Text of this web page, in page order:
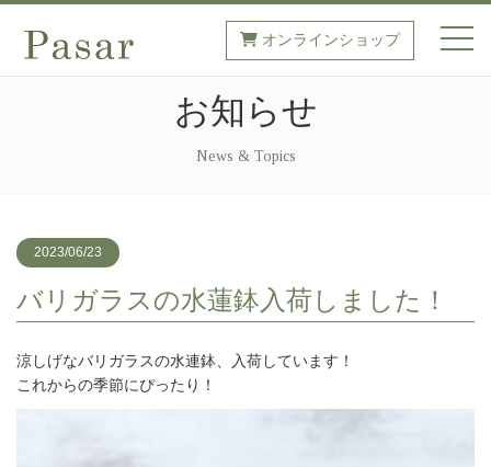
オンラインショップ
お知らせ
News & Topics
2023/06/23
バリガラスの水蓮鉢入荷しました！
涼しげなバリガラスの水連鉢、入荷しています！
これからの季節にぴったり！